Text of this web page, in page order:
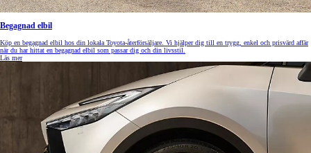
Begagnad elbil
Köp en begagnad elbil hos din lokala Toyota-återförsäljare. Vi hjälper dig till en trygg, enkel och prisvärd affär
när du har hittat en begagnad elbil som passar dig och din livsstil.
Läs mer